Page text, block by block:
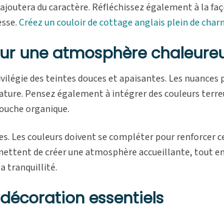
du caractère. Réfléchissez également à la
Créez un couloir de cottage anglais plein de
une atmosphère
des teintes douces et apaisantes. Les
Pensez également à intégrer des couleurs
organique.
Les couleurs doivent se compléter pour renforcer
de créer une atmosphère accueillante, tout
tranquillité.
essentiels